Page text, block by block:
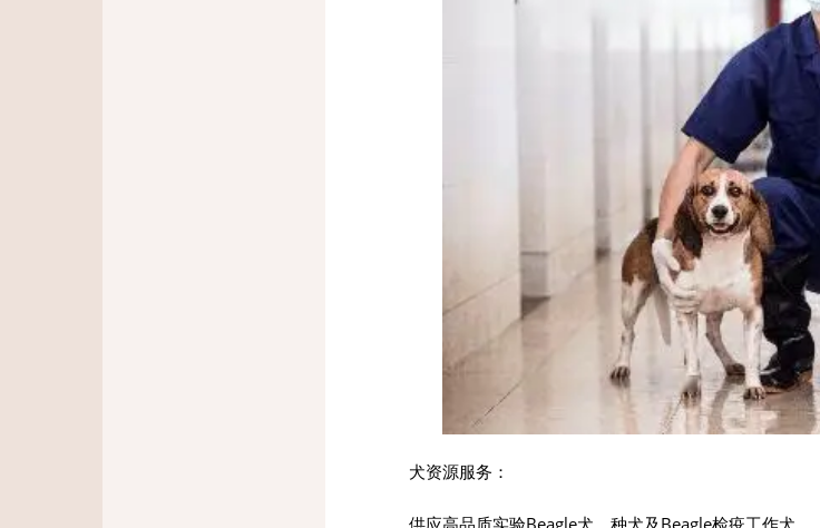
犬资源服务：
供应高品质实验Beagle犬、种犬及Beagle检疫工作犬。